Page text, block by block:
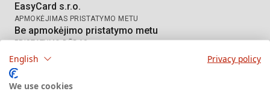
EasyCard s.r.o.
APMOKĖJIMAS PRISTATYMO METU
Be apmokėjimo pristatymo metu
PRISTATYMO BŪDAS
DE Hermes HD
English Privacy policy
We use cookies